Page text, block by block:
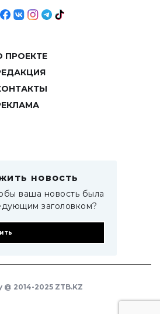
ПРОЕКТЕ
новость
ваша новость была
заголовком?
@ 2014-2025 ZTB.KZ